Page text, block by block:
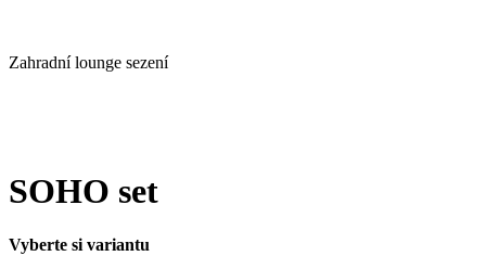
Zahradní lounge sezení
SOHO set
Vyberte si variantu